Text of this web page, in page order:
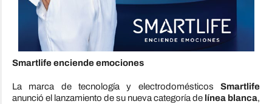
Smartlife enciende emociones
La marca de tecnología y electrodomésticosSmartlife
anunció el lanzamiento de su nueva categoría de línea blanca,